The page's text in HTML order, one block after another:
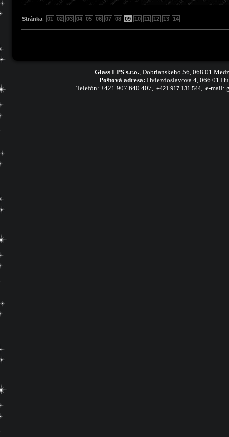
Stránka: 01 02 03 04 05 06 07 08 09 10 11 12 13 14
Glass LPS s.r.o., Dobrianskeho 56, 068 01
Poštová adresa: Hviezdoslavova 4, 066 01
Telefón: +421 907 640 407, +421 917 131 544, e-mail: